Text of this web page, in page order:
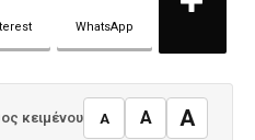
WhatsApp
κειμένου A A A